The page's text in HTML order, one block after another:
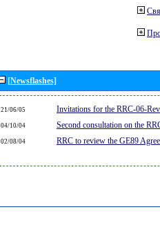
[Newsflashes]
21/06/05 Invitations for the RRC-06-
04/10/04 Second consultation on the
02/08/04 RRC to review the GE89